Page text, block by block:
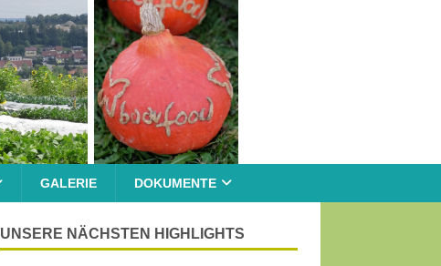
GALERIE DOKUMENTE
UNSERE NÄCHSTEN HIGHLIGHTS